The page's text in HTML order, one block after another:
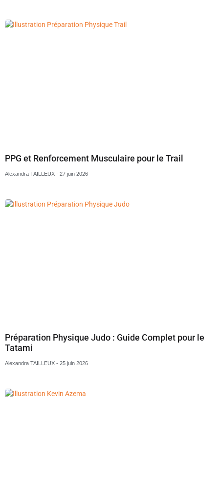
PPG et Renforcement Musculaire pour le Trail
Alexandra TAILLEUX 27 juin 2026
Préparation Physique Judo : Guide Complet pour le
Tatami
Alexandra TAILLEUX 25 juin 2026